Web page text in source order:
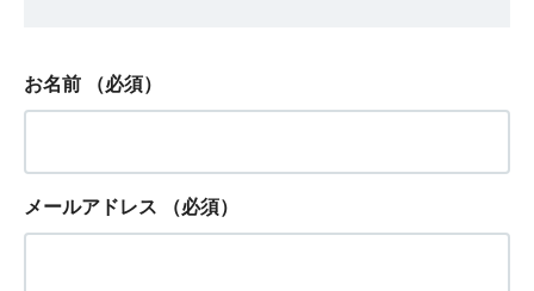
お名前 （必須）
メールアドレス （必須）